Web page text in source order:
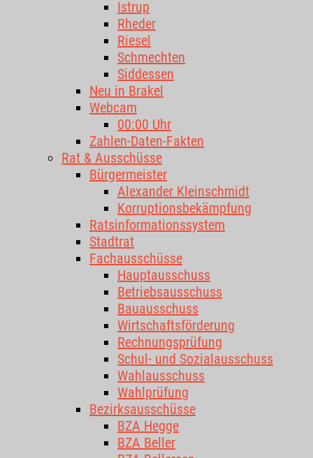
Istrup
Rheder
Riesel
Schmechten
Siddessen
Neu in Brakel
Webcam
00:00 Uhr
Zahlen-Daten-Fakten
Rat & Ausschüsse
Bürgermeister
Alexander Kleinschmidt
Korruptionsbekämpfung
Ratsinformationssystem
Stadtrat
Fachausschüsse
Hauptausschuss
Betriebsausschuss
Bauausschuss
Wirtschaftsförderung
Rechnungsprüfung
Schul- und Sozialausschuss
Wahlausschuss
Wahlprüfung
Bezirksausschüsse
BZA Hegge
BZA Beller